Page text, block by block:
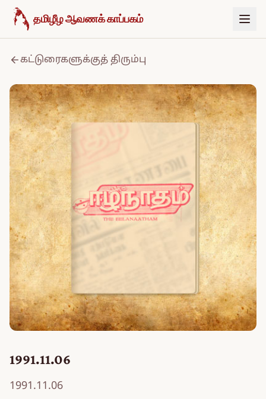
உள்ளடக்கத்திற்குச் செல்க
தமிழீழ ஆவணக் காப்பகம்
கட்டுரைகளுக்குத் திரும்பு
1991.11.06
1991.11.06